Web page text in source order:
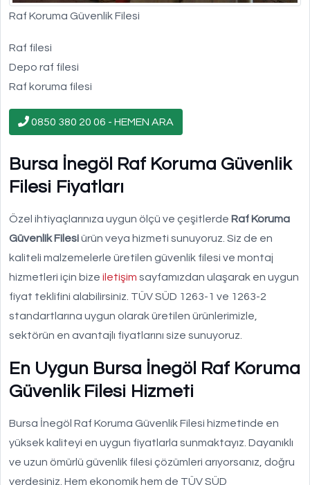
Raf Koruma Güvenlik Filesi
Raf filesi
Depo raf filesi
Raf koruma filesi
0850 380 20 06 - HEMEN ARA
Bursa İnegöl Raf Koruma Güvenlik
Filesi Fiyatları
Özel ihtiyaçlarınıza uygun ölçü ve çeşitlerde Raf Koruma
Güvenlik Filesiürün veya hizmeti sunuyoruz. Siz de en
kaliteli malzemelerle üretilen güvenlik filesi ve montaj
hizmetleri için bize iletişim sayfamızdan ulaşarak en uygun
fiyat teklifini alabilirsiniz. TÜV SÜD 1263-1 ve 1263-2
standartlarına uygun olarak üretilen ürünlerimizle,
sektörün en avantajlı fiyatlarını size sunuyoruz.
En Uygun Bursa İnegöl Raf Koruma
Güvenlik Filesi Hizmeti
Bursa İnegöl Raf Koruma Güvenlik Filesi hizmetinde en
yüksek kaliteyi en uygun fiyatlarla sunmaktayız. Dayanıklı
ve uzun ömürlü güvenlik filesi çözümleri arıyorsanız, doğru
yerdesiniz. Hem ekonomik hem de TÜV SÜD